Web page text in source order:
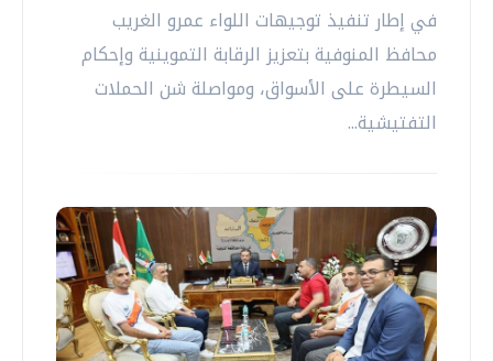
في إطار تنفيذ توجيهات اللواء عمرو الغريب
محافظ المنوفية بتعزيز الرقابة التموينية وإحكام
السيطرة على الأسواق، ومواصلة شن الحملات
التفتيشية...